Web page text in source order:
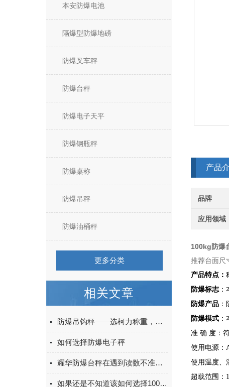
本安防爆电池
隔爆型防爆地磅
防爆叉车秤
防爆台秤
防爆电子天平
防爆钢瓶秤
防爆桌称
防爆吊秤
防爆油桶秤
更多分类
相关文章
防爆吊钩秤——选柯力称重，确保防爆区域生产安全
如何选择防爆电子秤
耀华防爆台秤在遇到读数不准时该如何进行调试呢
如果还是不知道该如何选择100吨地磅那不妨看看这些
产品
品牌
应用领域
100kg防爆
推荐台面尺
产品特点：
防爆标志：
防爆产品
防爆模式
准 确 度：
使用电源：
使用温度、
超载范围：